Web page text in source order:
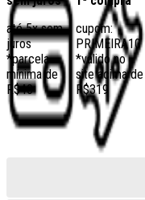
até 5x sem
juros
*parcela
mínima de
R$40
cupom:
PRIMEIRA10
*válido no
site acima de
R$319